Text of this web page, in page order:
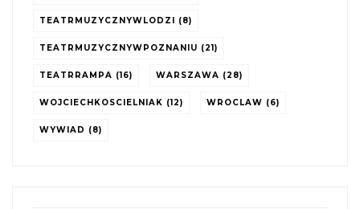
TEATRMUZYCZNYWLODZI (8)
TEATRMUZYCZNYWPOZNANIU (21)
TEATRRAMPA (16) WARSZAWA (28)
WOJCIECHKOSCIELNIAK (12) WROCLAW (6)
WYWIAD (8)